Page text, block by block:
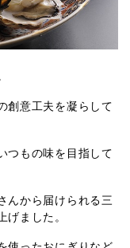
創意工夫を凝らして
つもの味を目指して
んから届けられる三
ました。